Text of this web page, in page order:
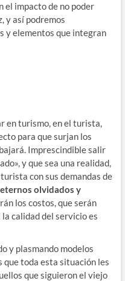
el impacto de no poder
y así podremos
y elementos que integran
en turismo, en el turista,
para que surjan los
Imprescindible salir
y que sea una realidad,
con sus demandas de
olvidados y
los costos, que serán
calidad del servicio es
y plasmando modelos
que toda esta situación les
que siguieron el viejo